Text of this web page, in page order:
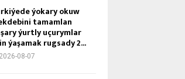
ýokary okuw
tamamlan
ýurtly uçurymlar
ýaşamak rugsady 2...
2026-08-07